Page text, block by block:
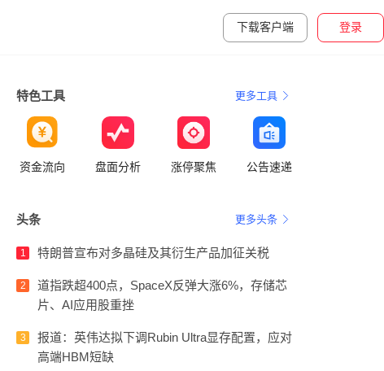
下载客户端 登录
特色工具 更多工具
资金流向 盘面分析 涨停聚焦 公告速递
头条 更多头条
1 特朗普宣布对多晶硅及其衍生产品加征关税
2
道指跌超400点，SpaceX反弹大涨6%，存储芯
片、AI应用股重挫
3
报道：英伟达拟下调Rubin Ultra显存配置，应对
高端HBM短缺